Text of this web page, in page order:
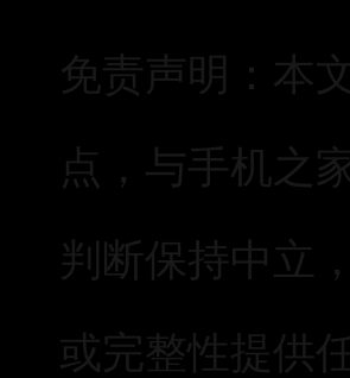
免责声明：本
点，与手机之
判断保持中立
或完整性提供